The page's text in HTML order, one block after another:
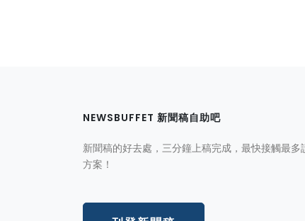
NEWSBUFFET 新聞稿自助吧
新聞稿的好去處，三分鐘上稿完成，最快接觸最多
方案！